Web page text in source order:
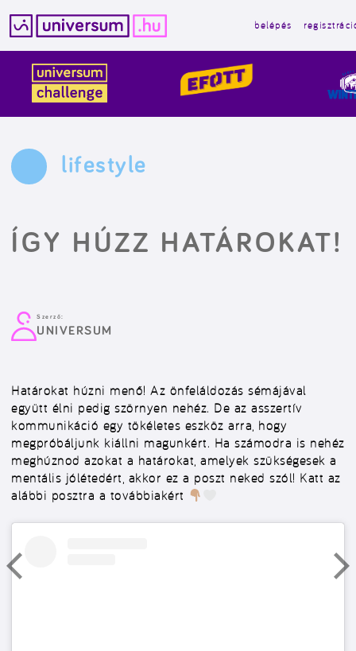
tartalomba
belépés
lifestyle
ÍGY HÚZZ HATÁROKAT!
Szerző:
UNIVERSUM
Határokat húzni menő! Az önfeláldozás sémájával
együtt élni pedig szörnyen nehéz. De az asszertív
kommunikáció egy tökéletes eszköz arra, hogy
megpróbáljunk kiállni magunkért. Ha számodra is nehéz
meghúznod azokat a határokat, amelyek szükségesek a
mentális jólétedért, akkor ez a poszt neked szól! Katt az
alábbi posztra a továbbiakért